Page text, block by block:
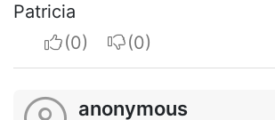
Patricia
I apreciateI do not appreciate
anonymous